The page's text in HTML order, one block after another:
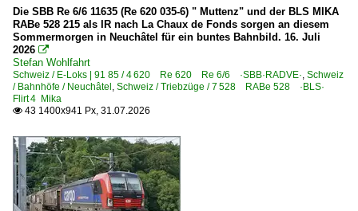
4 | Gattung L | Flachwagen mit Einzelradsätzen in
Güterwagen | Altbauwagen
Gattung G | Gedeckte Güterwagen (auch Verbandsbauart,
Hybridloks | 90 80
1 002 ·Prima H3·
Museumsbahnen
IG 3-Seenbahn e.V., Seebrugg ·IGSEE·
Die SBB Re 6/6 11635 (Re 620 035-6) " Muttenz" und der BLS MIKA
RABe 528 215 als IR nach La Chaux de Fonds sorgen an diesem
Sommermorgen in Neuchâtel für ein buntes Bahnbild. 16. Juli
2026 
Stefan Wohlfahrt
Schweiz / E-Loks | 91 85 / 4 620 Re 620 Re 6/6 ·SBB·RADVE·, Schweiz
/ Bahnhöfe / Neuchâtel , Schweiz / Triebzüge / 7 528 RABe 528 ·BLS·
Flirt 4 Mika
 43 1400x941 Px, 31.07.2026